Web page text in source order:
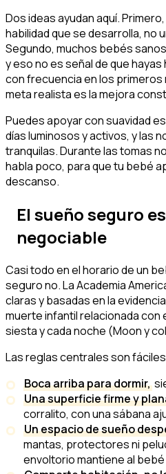
Dos ideas ayudan aquí.
habilidad que se desarrolla, no
Segundo, muchos bebés
y eso no es señal de que
con frecuencia en los
meta realista es la mejora
Puedes apoyar con suavidad
días luminosos y activos, y las
tranquilas. Durante las tomas
habla poco, para que tu bebé
descanso.
El sueño seguro
negociable
Casi todo en el horario de un
seguro no. La Academia
claras y basadas en la
muerte infantil relacionada con
siesta y cada noche (Moon y
Las reglas centrales son
Boca arriba para dormir,
Una superficie firme y
corralito, con una sábana
Un espacio de sueño
mantas, protectores ni
envoltorio mantiene al